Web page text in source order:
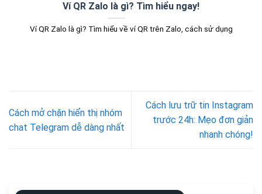
Ví QR Zalo là gì? Tìm hiểu ngay!
Ví QR Zalo là gì? Tìm hiểu về ví QR trên Zalo, cách sử dụng
Cách mở chặn hiển thị nhóm
chat Telegram dễ dàng nhất
Cách lưu trữ tin Instagram
trước 24h: Mẹo đơn giản
nhanh chóng!